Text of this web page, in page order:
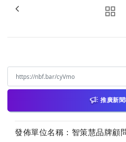
推廣新
發佈單位名稱：智策慧品牌顧